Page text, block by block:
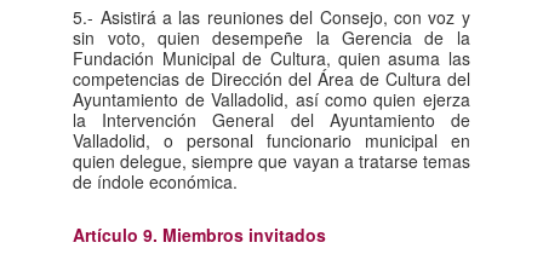
5.- Asistirá a las reuniones del Consejo, con voz y
sin voto, quien desempeñe la Gerencia de la
Fundación Municipal de Cultura, quien asuma las
competencias de Dirección del Área de Cultura del
Ayuntamiento de Valladolid, así como quien ejerza
la Intervención General del Ayuntamiento de
Valladolid, o personal funcionario municipal en
quien delegue, siempre que vayan a tratarse temas
de índole económica.
Artículo 9. Miembros invitados